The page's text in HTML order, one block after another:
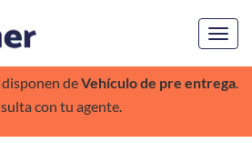
deVehículo de pre entrega.
con tu agente.